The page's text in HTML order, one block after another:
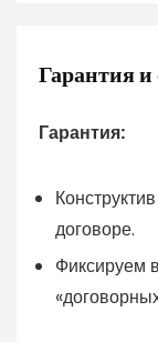
Гарантия и
Гарантия:
договоре.
Фиксируем